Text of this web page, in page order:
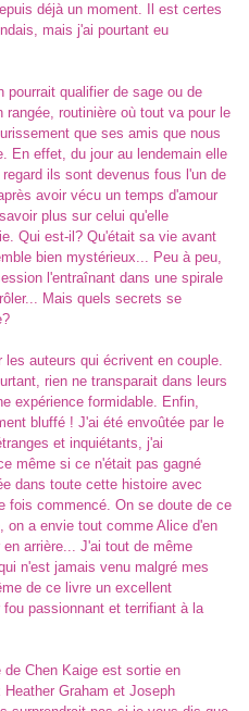
déjà un moment. Il est certes
mais j'ai pourtant eu
pourrait qualifier de sage ou de
routinière où tout va pour le
que ses amis que nous
En effet, du jour au lendemain elle
ils sont devenus fous l'un de
avoir vécu un temps d'amour
plus sur celui qu'elle
Qui est-il? Qu'était sa vie avant
bien mystérieux... Peu à peu,
l'entraînant dans une spirale
Mais quels secrets se
auteurs qui écrivent en couple.
rien ne transparait dans leurs
expérience formidable. Enfin,
bluffé ! J'ai été envoûtée par le
et inquiétants, j'ai
même si ce n'était pas gagné
dans toute cette histoire avec
fois commencé. On se doute de ce
on a envie tout comme Alice d'en
arrière... J'ai tout de même
n'est jamais venu malgré mes
de ce livre un excellent
passionnant et terrifiant à la
de Chen Kaige est sortie en
Heather Graham et Joseph